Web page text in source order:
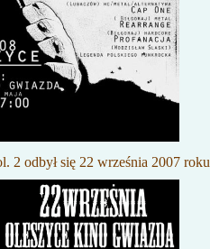
2 odbył się 22 września 2007 roku